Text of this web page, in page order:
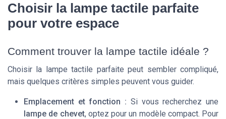
Choisir la lampe tactile parfaite
pour votre espace
Comment trouver la lampe tactile idéale ?
Choisir la lampe tactile parfaite peut sembler compliqué,
mais quelques critères simples peuvent vous guider.
Emplacement et fonction : Si vous recherchez une
lampe de chevet, optez pour un modèle compact. Pour